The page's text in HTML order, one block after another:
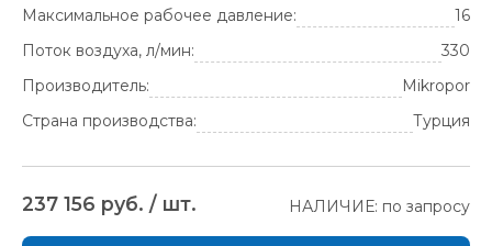
Максимальное рабочее давление:
16
Поток воздуха, л/мин:
330
Производитель:
Mikropor
Страна производства:
Турция
237 156 руб. / шт. НАЛИЧИЕ: по запросу